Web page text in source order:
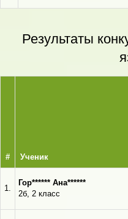
Результаты
# Ученик
1.
Гор****** Ана******
2б, 2 класс